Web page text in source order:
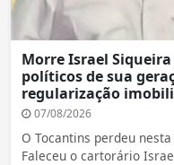
Morre Israel
políticos de sua
regularização
07/08/2026
O Tocantins perdeu
Faleceu o cartorário